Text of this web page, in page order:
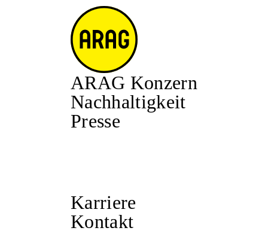
ARAG Konzern
Nachhaltigkeit
Presse
Karriere
Kontakt